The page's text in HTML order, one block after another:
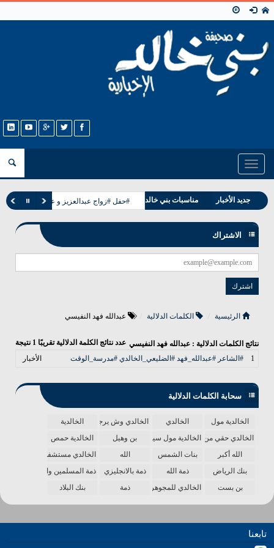
Toggle
navigation
جديد الأخبار
وفيات بني خالد
مناسبات بني خالد #حفل #زواج عبدالعزيز و عبدالله ابناء
الاشتراك
الرئيسية الكلمات الدلالية عبدالله فهد النفيسي
نتائج الكلمات الدلالية : عبدالله فهد النفيسي عدد نتائج الكلمة الدلالية تقريبًا 1 نتيجة
1
#الشاعر #عبدالله_فهد #الضليعي_الخالدي #مدرسة_الوقت الأخبار
سحابة الكلمات الدلالية
الخالدية مول الخالدي الخالدي وش يرجع
الخالدية
الخالدي حقي من الدنياالخالدية مول سينما بن وهيل
الخالدية حمص
الله أكبر
بنات الشمس الله
الخالدي مستشفى
بنك الرياض
ذمة الله ذمة بالانجليزي
ذمة المسلمين واحدة
بن بست
الخالدي للمجوهرات ذمة بنك البلاد
تابعنا